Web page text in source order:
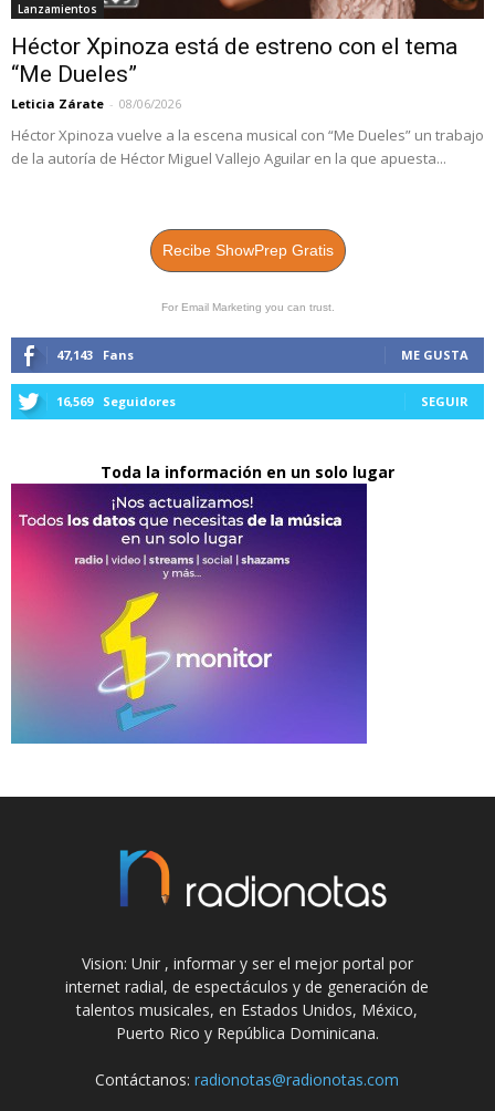
Lanzamientos
Héctor Xpinoza está de estreno con el tema
“Me Dueles”
Leticia Zárate - 08/06/2026
Héctor Xpinoza vuelve a la escena musical con “Me Dueles” un trabajo
de la autoría de Héctor Miguel Vallejo Aguilar en la que apuesta...
Recibe ShowPrep Gratis
For Email Marketing you can trust.
47,143 Fans ME GUSTA
16,569 Seguidores SEGUIR
Toda la información en un solo lugar
Vision: Unir , informar y ser el mejor portal por
internet radial, de espectáculos y de generación de
talentos musicales, en Estados Unidos, México,
Puerto Rico y República Dominicana.
Contáctanos:radionotas@radionotas.com